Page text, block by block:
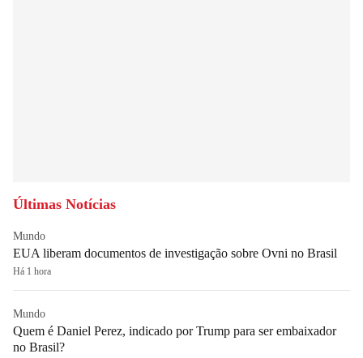
Últimas Notícias
Mundo
EUA liberam documentos de investigação sobre Ovni no Brasil
Há 1 hora
Mundo
Quem é Daniel Perez, indicado por Trump para ser embaixador
no Brasil?